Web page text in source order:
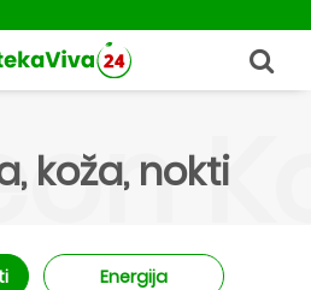
koža, nokti
Energija